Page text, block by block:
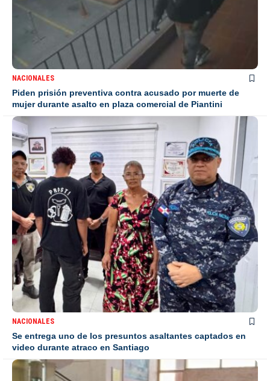
NACIONALES
Piden prisión preventiva contra acusado por muerte de
mujer durante asalto en plaza comercial de Piantini
NACIONALES
Se entrega uno de los presuntos asaltantes captados en
video durante atraco en Santiago